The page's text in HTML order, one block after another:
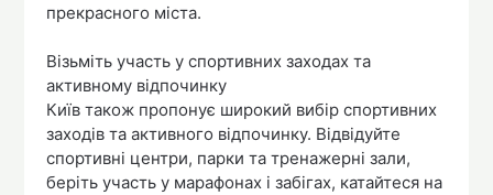
прекрасного міста.
Візьміть участь у спортивних заходах та
активному відпочинку
Київ також пропонує широкий вибір спортивних
заходів та активного відпочинку. Відвідуйте
спортивні центри, парки та тренажерні зали,
беріть участь у марафонах і забігах, катайтеся на